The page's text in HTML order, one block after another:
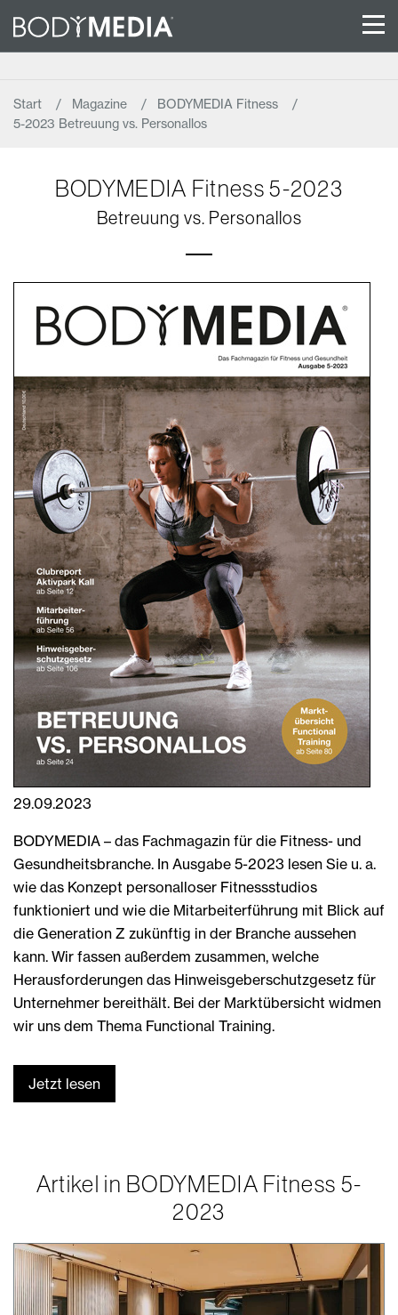
Start Magazine
BODYMEDIA Fitness
5-2023 Betreuung vs. Personallos
BODYMEDIA Fitness 5-2023
Betreuung vs. Personallos
29.09.2023
BODYMEDIA – das Fachmagazin für die Fitness- und
Gesundheitsbranche. In Ausgabe 5-2023 lesen Sie u. a.
wie das Konzept personalloser Fitnessstudios
funktioniert und wie die Mitarbeiterführung mit Blick auf
die Generation Z zukünftig in der Branche aussehen
kann. Wir fassen außerdem zusammen, welche
Herausforderungen das Hinweisgeberschutzgesetz für
Unternehmer bereithält. Bei der Marktübersicht widmen
wir uns dem Thema Functional Training.
Jetzt lesen
Artikel in BODYMEDIA Fitness 5-
2023